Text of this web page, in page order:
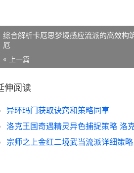
综合解析卡厄思梦境感应流派的高效构
厄
« 上一篇
伸阅读
异环玛门获取诀窍和策略同享